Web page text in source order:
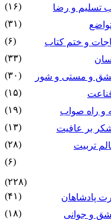
تسلیم و رضا
(۱۶)
(۳۱)
و ختم کتاب
(۶)
(۳۳)
و مستی و شور
(۳۰)
(۱۵)
و راه صواب
(۱۹)
بر عافیت
(۱۳)
تربیت
(۲۸)
(۶)
(۲۲۸)
پادشاهان
(۴۱)
و جوانى
(۱۸)